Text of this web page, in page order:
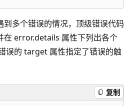
多个错误的情况，顶级错误代码
在 error.details 属性下列出各个
误的 target 属性指定了错误的触
复制